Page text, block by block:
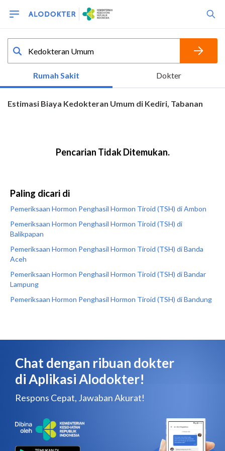
Paling dicari di
Pemeriksaan Hormon Penghasil Hormon Tiroid (TSH) di Ambon
Pemeriksaan Hormon Penghasil Hormon Tiroid (TSH) di
Balikpapan
Pemeriksaan Hormon Penghasil Hormon Tiroid (TSH) di Banda
Aceh
Pemeriksaan Hormon Penghasil Hormon Tiroid (TSH) di Bandar
Lampung
Pemeriksaan Hormon Penghasil Hormon Tiroid (TSH) di Bandung